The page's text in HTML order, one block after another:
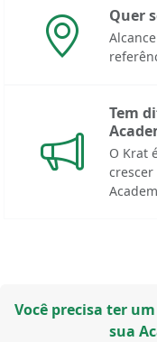
Quer
Tem
O Krat
crescer
Você precisa ter
sua